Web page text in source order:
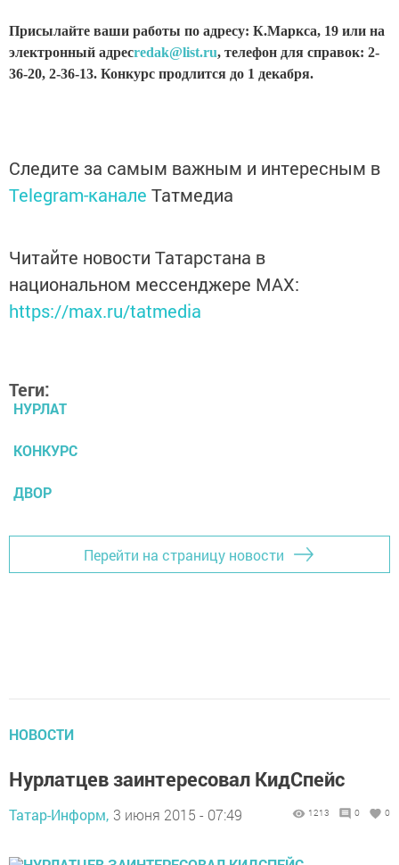
Присылайте ваши работы по адресу: К.Маркса, 19 или на
электронный адресredak@list.ru, телефон для справок: 2-
36-20, 2-36-13. Конкурс продлится до 1 декабря.
Следите за самым важным и интересным в
Telegram-канале Татмедиа
Читайте новости Татарстана в
национальном мессенджере MАХ:
https://max.ru/tatmedia
Теги:
НУРЛАТ
КОНКУРС
ДВОР
Перейти на страницу новости
НОВОСТИ
Нурлатцев заинтересовал КидСпейс
Татар-Информ, 3 июня 2015 - 07:49 1213 0 0